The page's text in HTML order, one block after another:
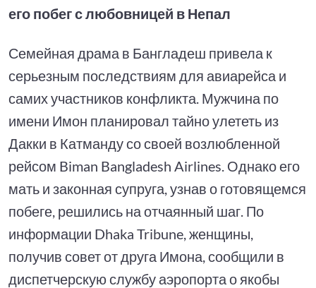
его побег с любовницей в Непал
Семейная драма в Бангладеш привела к
серьезным последствиям для авиарейса и
самих участников конфликта. Мужчина по
имени Имон планировал тайно улететь из
Дакки в Катманду со своей возлюбленной
рейсом Biman Bangladesh Airlines. Однако его
мать и законная супруга, узнав о готовящемся
побеге, решились на отчаянный шаг. По
информации Dhaka Tribune, женщины,
получив совет от друга Имона, сообщили в
диспетчерскую службу аэропорта о якобы